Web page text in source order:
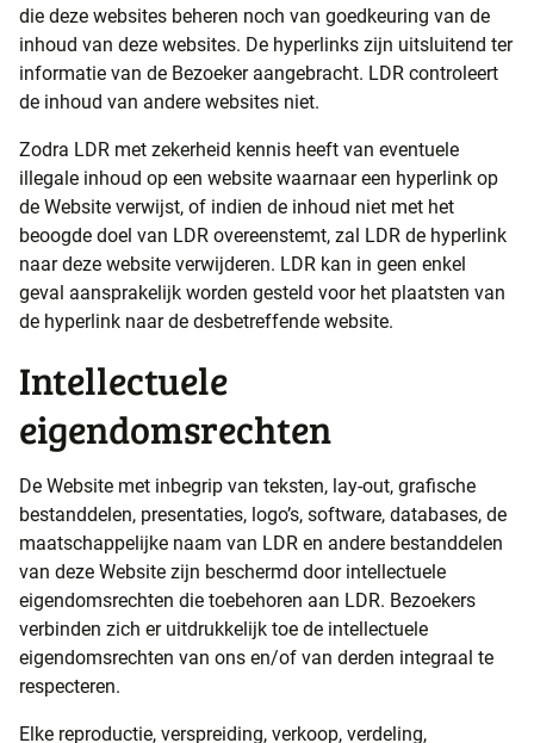
die deze websites beheren noch van goedkeuring van de
inhoud van deze websites. De hyperlinks zijn uitsluitend ter
informatie van de Bezoeker aangebracht. LDR controleert
de inhoud van andere websites niet.
Zodra LDR met zekerheid kennis heeft van eventuele
illegale inhoud op een website waarnaar een hyperlink op
de Website verwijst, of indien de inhoud niet met het
beoogde doel van LDR overeenstemt, zal LDR de hyperlink
naar deze website verwijderen. LDR kan in geen enkel
geval aansprakelijk worden gesteld voor het plaatsten van
de hyperlink naar de desbetreffende website.
Intellectuele
eigendomsrechten
De Website met inbegrip van teksten, lay-out, grafische
bestanddelen, presentaties, logo’s, software, databases, de
maatschappelijke naam van LDR en andere bestanddelen
van deze Website zijn beschermd door intellectuele
eigendomsrechten die toebehoren aan LDR. Bezoekers
verbinden zich er uitdrukkelijk toe de intellectuele
eigendomsrechten van ons en/of van derden integraal te
respecteren.
Elke reproductie, verspreiding, verkoop, verdeling,